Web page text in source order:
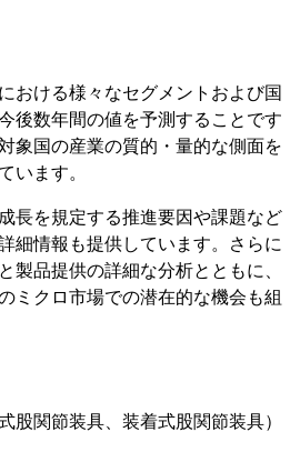
おける様々なセグメントおよび国
後数年間の値を予測することです
象国の産業の質的・量的な側面を
います。
長を規定する推進要因や課題など
細情報も提供しています。さらに
製品提供の詳細な分析とともに、
ミクロ市場での潜在的な機会も組
股関節装具、装着式股関節装具）